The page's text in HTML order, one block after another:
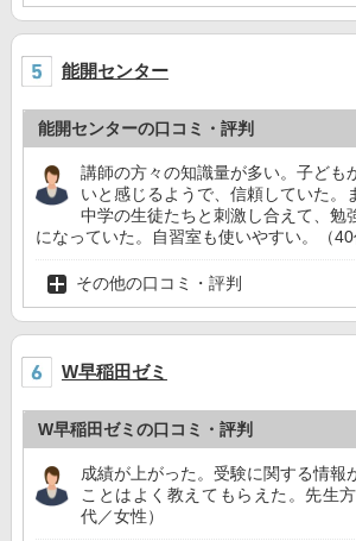
能開センター
能開センターの口コミ・評判
講師の方々の知識量が多い。子ども
いと感じるようで、信頼していた。
中学の生徒たちと刺激し合えて、勉
になっていた。自習室も使いやすい。（40
その他の口コミ・評判
W早稲田ゼミ
W早稲田ゼミの口コミ・評判
成績が上がった。受験に関する情報
ことはよく教えてもらえた。先生
代／女性）